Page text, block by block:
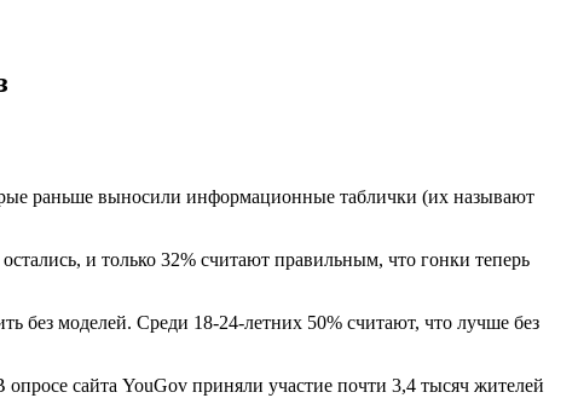
раньше выносили информационные таблички (их называют
и только 32% считают правильным, что гонки теперь
без моделей. Среди 18-24-летних 50% считают, что лучше без
опросе сайта YouGov приняли участие почти 3,4 тысяч жителей